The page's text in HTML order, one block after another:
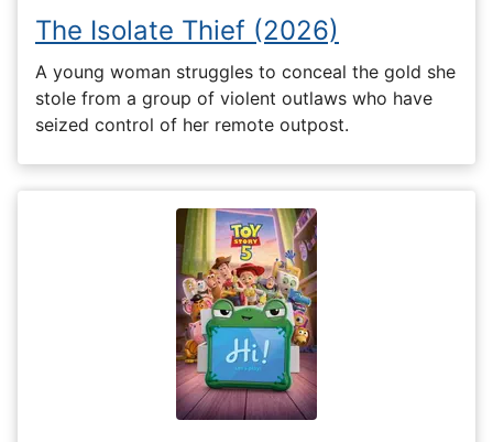
The Isolate Thief (2026)
A young woman struggles to conceal the gold she
stole from a group of violent outlaws who have
seized control of her remote outpost.